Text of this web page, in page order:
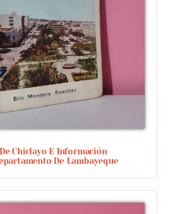
Chiclayo E Información
De Lambayeque